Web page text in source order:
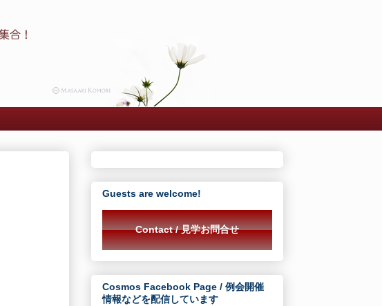
Guests are welcome!
Contact / 見学お問合せ
Cosmos Facebook Page / 例会開催
情報などを配信しています